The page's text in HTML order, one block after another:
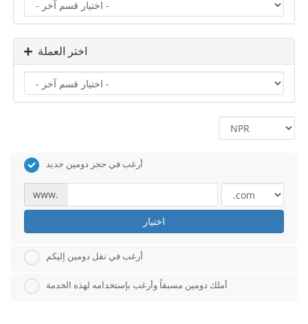
اختر العملة
أرغب في حجز دومين جديد
www.
اختيار
أرغب في نقل دومين إليكم
أملك دومين مسبقاً وأرغب بإستخدامه لهذه الخدمة